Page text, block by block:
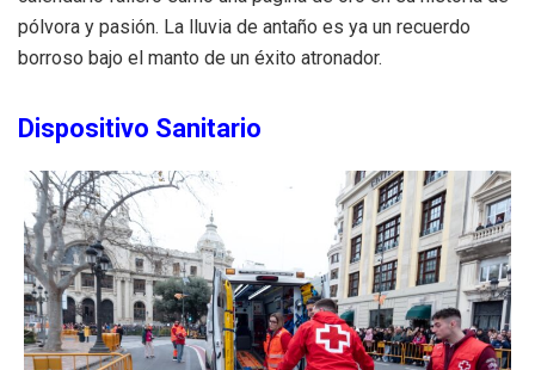
pólvora y pasión. La lluvia de antaño es ya un recuerdo
borroso bajo el manto de un éxito atronador.
Dispositivo Sanitario